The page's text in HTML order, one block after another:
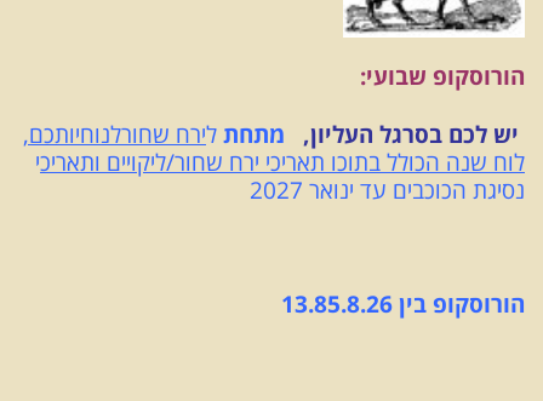
הורוסקופ שבועי:
יש לכם בסרגל העליון,
מתחת לירח שחורלנוחיותכם,
לוח שנה הכולל בתוכו תאריכי ירח שחור/ליקויים ותאריכי
נסיגת הכוכבים עד ינואר 2027
הורוסקופ בין 13.85.8.26